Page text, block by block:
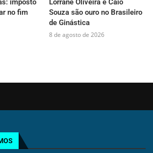
imposto
no fim
Lorrane Oliveira e Caio
Souza são ouro no Brasileiro
de Ginástica
8 de agosto de 2026